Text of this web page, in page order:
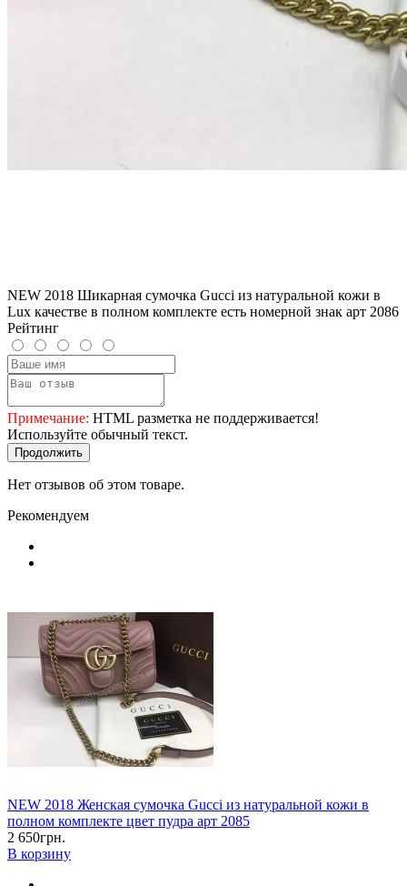
NEW 2018 Шикарная сумочка Gucci из натуральной кожи в
Lux качестве в полном комплекте есть номерной знак арт 2086
Рейтинг
Примечание: HTML разметка не поддерживается!
Используйте обычный текст.
Продолжить
Нет отзывов об этом товаре.
Рекомендуем
NEW 2018 Женская сумочка Gucci из натуральной кожи в
полном комплекте цвет пудра арт 2085
2 650грн.
В корзину